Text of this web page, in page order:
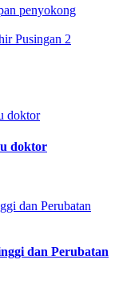
penyokong
Pusingan 2
doktor
dan Perubatan